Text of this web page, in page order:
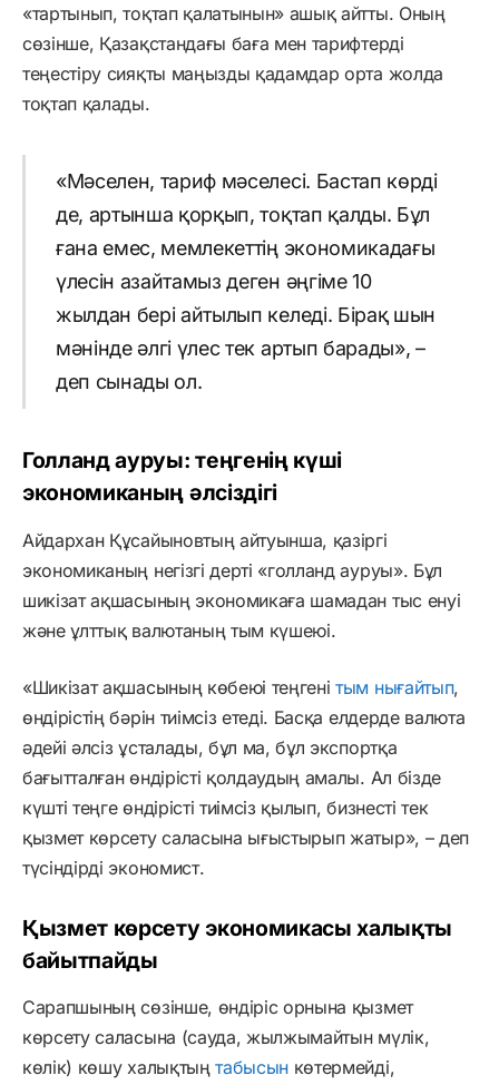
«тартынып, тоқтап қалатынын» ашық айтты. Оның
сөзінше, Қазақстандағы баға мен тарифтерді
теңестіру сияқты маңызды қадамдар орта жолда
тоқтап қалады.
«Мәселен, тариф мәселесі. Бастап көрді
де, артынша қорқып, тоқтап қалды. Бұл
ғана емес, мемлекеттің экономикадағы
үлесін азайтамыз деген әңгіме 10
жылдан бері айтылып келеді. Бірақ шын
мәнінде әлгі үлес тек артып барады», –
деп сынады ол.
Голланд ауруы: теңгенің күші
экономиканың әлсіздігі
Айдархан Құсайыновтың айтуынша, қазіргі
экономиканың негізгі дерті «голланд ауруы». Бұл
шикізат ақшасының экономикаға шамадан тыс енуі
және ұлттық валютаның тым күшеюі.
«Шикізат ақшасының көбеюі теңгенітым нығайтып,
өндірістің бәрін тиімсіз етеді. Басқа елдерде валюта
әдейі әлсіз ұсталады, бұл ма, бұл экспортқа
бағытталған өндірісті қолдаудың амалы. Ал бізде
күшті теңге өндірісті тиімсіз қылып, бизнесті тек
қызмет көрсету саласына ығыстырып жатыр», – деп
түсіндірді экономист.
Қызмет көрсету экономикасы халықты
байытпайды
Сарапшының сөзінше, өндіріс орнына қызмет
көрсету саласына (сауда, жылжымайтын мүлік,
көлік) көшу халықтыңтабысын көтермейді,